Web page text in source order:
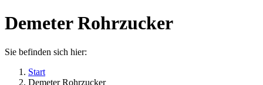
Demeter Rohrzucker
Sie befinden sich hier:
Start
Demeter Rohrzucker